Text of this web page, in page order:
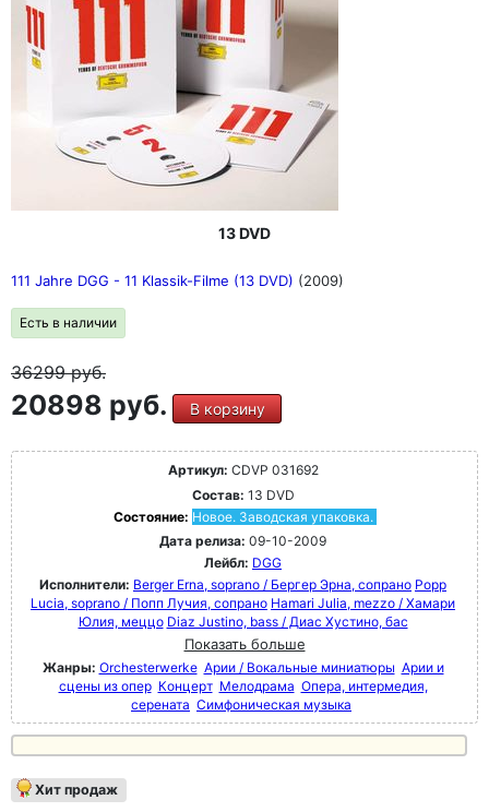
13 DVD
111 Jahre DGG - 11 Klassik-Filme (13 DVD) (2009)
Есть в наличии
36299руб.
20898 руб. В корзину
Артикул: CDVP 031692
Состав: 13 DVD
Состояние: Новое. Заводская упаковка.
Дата релиза: 09-10-2009
Лейбл: DGG
Исполнители: Berger Erna, soprano / Бергер Эрна, сопрано Popp
Lucia, soprano / Попп Лучия, сопрано Hamari Julia, mezzo / Хамари
Юлия, меццо Diaz Justino, bass / Диас Хустино, бас
Показать больше
Жанры: Orchesterwerke Арии / Вокальные миниатюры Арии и
сцены из опер Концерт Мелодрама Опера, интермедия,
серената Симфоническая музыка
Хит продаж